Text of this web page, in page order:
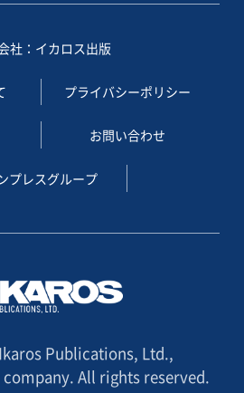
社：イカロス出版
プライバシーポリシー
お問い合わせ
プレスグループ
Publications, Ltd.,
All rights reserved.